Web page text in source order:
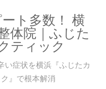
ト多数！ 横
体院｜ふじた
ティック
い症状を横浜『ふじたカ
』で根本解消